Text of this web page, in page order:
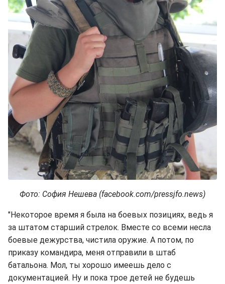
Фото: София Нешева (facebook.com/pressjfo.news)
"Некоторое время я была на боевых позициях, ведь я
за штатом старший стрелок. Вместе со всеми несла
боевые дежурства, чистила оружие. А потом, по
приказу командира, меня отправили в штаб
батальона. Мол, ты хорошо имеешь дело с
документацией. Ну и пока трое детей не будешь